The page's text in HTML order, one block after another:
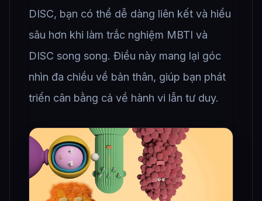
DISC, bạn có thể dễ dàng liên kết và hiểu
sâu hơn khi làm trắc nghiệm MBTI và
DISC song song. Điều này mang lại góc
nhìn đa chiều về bản thân, giúp bạn phát
triển cân bằng cả về hành vi lẫn tư duy.